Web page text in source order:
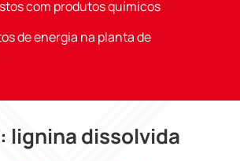
com produtos químicos
de energia na planta de
lignina dissolvida